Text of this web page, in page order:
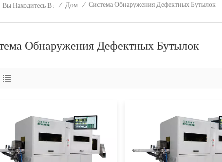
Вы Находитесь В : / Дом / Система Обнаружения Дефектных Бутылок
Обнаружения Дефектных Бутылок